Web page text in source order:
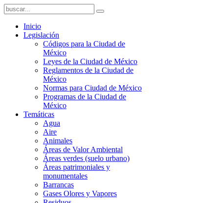
Inicio
Legislación
Códigos para la Ciudad de
México
Leyes de la Ciudad de México
Reglamentos de la Ciudad de
México
Normas para Ciudad de México
Programas de la Ciudad de
México
Temáticas
Agua
Aire
Animales
Áreas de Valor Ambiental
Áreas verdes (suelo urbano)
Áreas patrimoniales y
monumentales
Barrancas
Gases Olores y Vapores